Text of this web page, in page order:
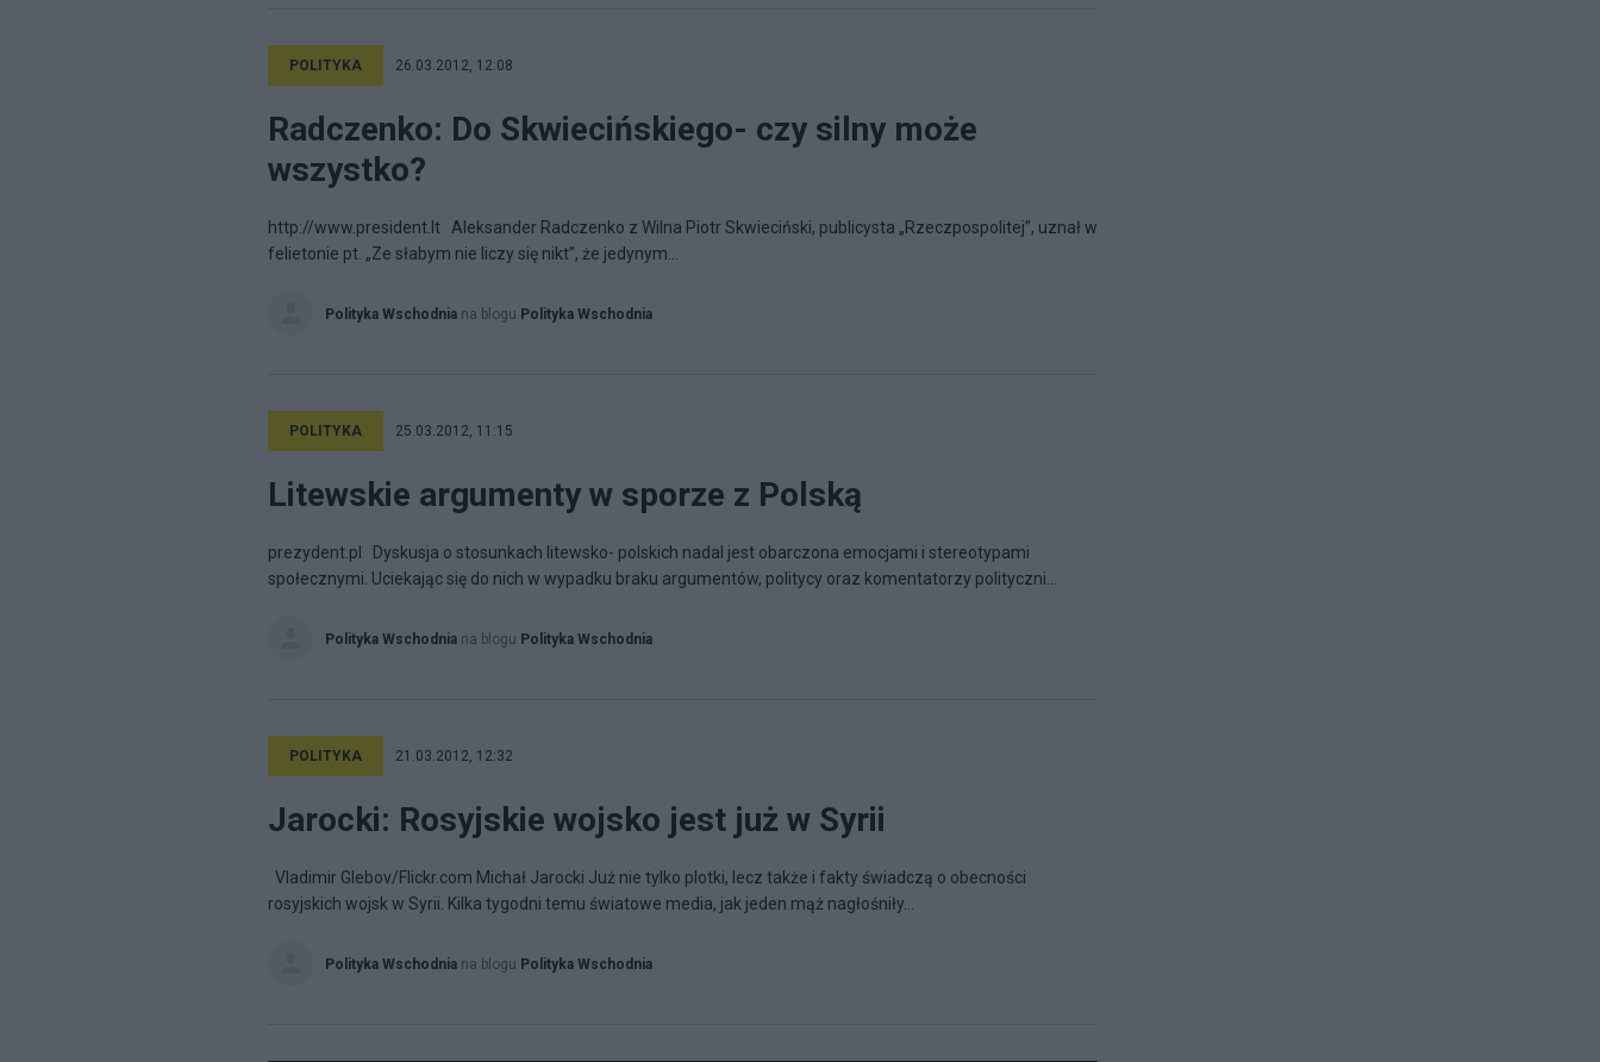
POLITYKA 26.03.2012, 12:08
Radczenko: Do Skwiecińskiego- czy silny może
wszystko?
http://www.president.lt Aleksander Radczenko z Wilna Piotr Skwieciński, publicysta „Rzeczpospolitej”, uznał w
felietonie pt. „Ze słabym nie liczy się nikt”, że jedynym...
Polityka Wschodnia na blogu Polityka Wschodnia
POLITYKA 25.03.2012, 11:15
Litewskie argumenty w sporze z Polską
prezydent.pl Dyskusja o stosunkach litewsko- polskich nadal jest obarczona emocjami i stereotypami
społecznymi. Uciekając się do nich w wypadku braku argumentów, politycy oraz komentatorzy polityczni...
Polityka Wschodnia na blogu Polityka Wschodnia
POLITYKA 21.03.2012, 12:32
Jarocki: Rosyjskie wojsko jest już w Syrii
Vladimir Glebov/Flickr.com Michał Jarocki Już nie tylko plotki, lecz także i fakty świadczą o obecności
rosyjskich wojsk w Syrii. Kilka tygodni temu światowe media, jak jeden mąż nagłośniły...
Polityka Wschodnia na blogu Polityka Wschodnia